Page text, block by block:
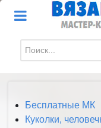
Искать...
Бесплатные МК
Куколки,